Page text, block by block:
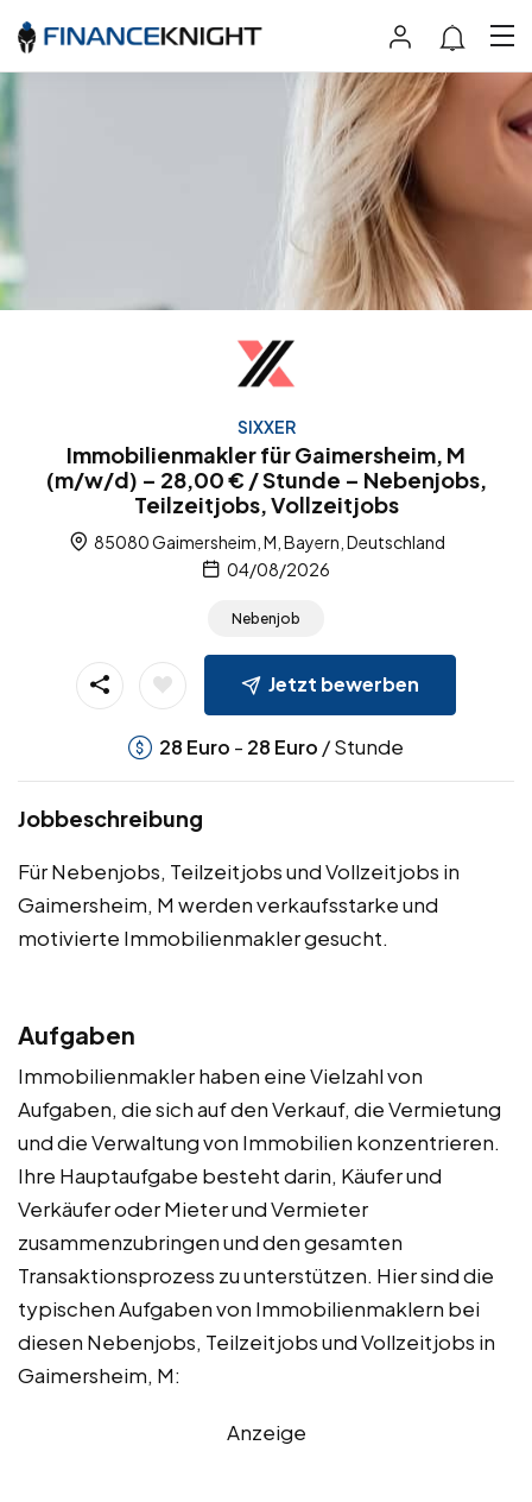
SIXXER
Immobilienmakler für Gaimersheim, M
(m/w/d) – 28,00 € / Stunde – Nebenjobs,
Teilzeitjobs, Vollzeitjobs
85080 Gaimersheim, M, Bayern, Deutschland
04/08/2026
Nebenjob
Jetzt bewerben
28 Euro - 28 Euro / Stunde
Jobbeschreibung
Für Nebenjobs, Teilzeitjobs und Vollzeitjobs in
Gaimersheim, M werden verkaufsstarke und
motivierte Immobilienmakler gesucht.
Aufgaben
Immobilienmakler haben eine Vielzahl von
Aufgaben, die sich auf den Verkauf, die Vermietung
und die Verwaltung von Immobilien konzentrieren.
Ihre Hauptaufgabe besteht darin, Käufer und
Verkäufer oder Mieter und Vermieter
zusammenzubringen und den gesamten
Transaktionsprozess zu unterstützen. Hier sind die
typischen Aufgaben von Immobilienmaklern bei
diesen Nebenjobs, Teilzeitjobs und Vollzeitjobs in
Gaimersheim, M:
Anzeige